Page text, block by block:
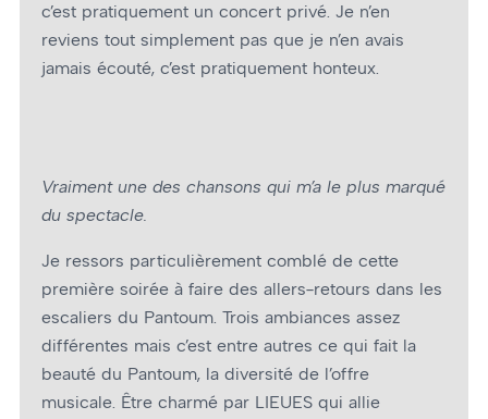
c’est pratiquement un concert privé. Je n’en
reviens tout simplement pas que je n’en avais
jamais écouté, c’est pratiquement honteux.
Vraiment une des chansons qui m’a le plus marqué
du spectacle.
Je ressors particulièrement comblé de cette
première soirée à faire des allers-retours dans les
escaliers du Pantoum. Trois ambiances assez
différentes mais c’est entre autres ce qui fait la
beauté du Pantoum, la diversité de l’offre
musicale. Être charmé par LIEUES qui allie